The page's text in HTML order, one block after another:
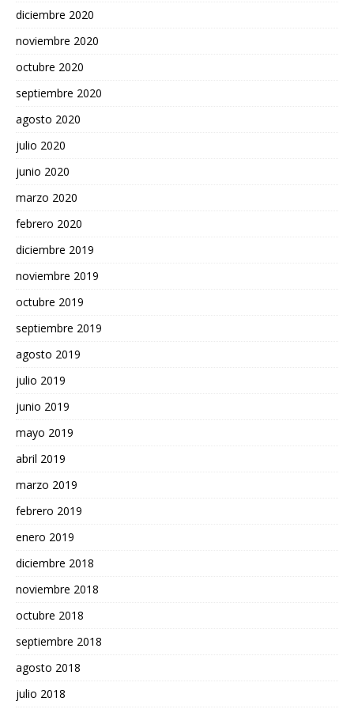
diciembre 2020
noviembre 2020
octubre 2020
septiembre 2020
agosto 2020
julio 2020
junio 2020
marzo 2020
febrero 2020
diciembre 2019
noviembre 2019
octubre 2019
septiembre 2019
agosto 2019
julio 2019
junio 2019
mayo 2019
abril 2019
marzo 2019
febrero 2019
enero 2019
diciembre 2018
noviembre 2018
octubre 2018
septiembre 2018
agosto 2018
julio 2018